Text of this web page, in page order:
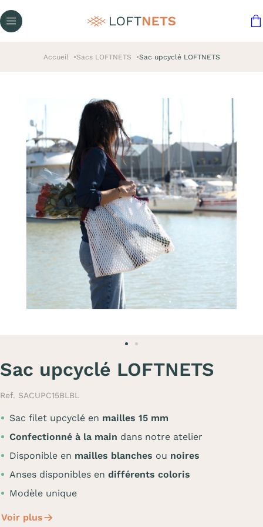
Accueil Sacs LOFTNETS Sac upcyclé LOFTNETS
Sac upcyclé LOFTNETS
Ref. SACUPC15BLBL
Sac filet upcyclé en mailles 15 mm
Confectionné à la main dans notre atelier
Disponible en mailles blanches ou noires
Anses disponibles en différents coloris
Modèle unique
Voir plus